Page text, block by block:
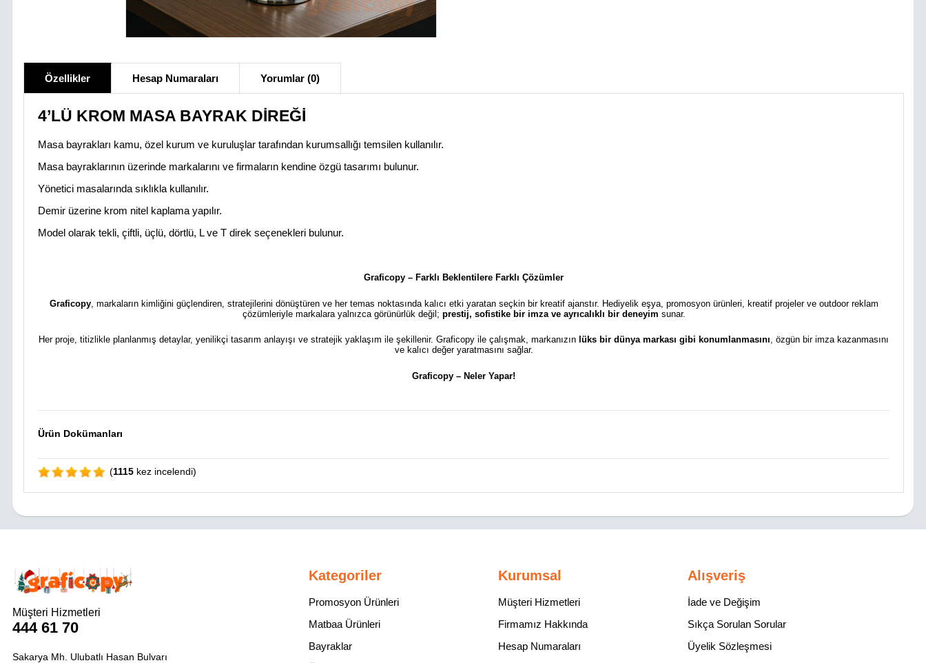
Özellikler Hesap Numaraları Yorumlar (0)
4’LÜ KROM MASA BAYRAK DİREĞİ
Masa bayrakları kamu, özel kurum ve kuruluşlar tarafından kurumsallığı temsilen kullanılır.
Masa bayraklarının üzerinde markalarını ve firmaların kendine özgü tasarımı bulunur.
Yönetici masalarında sıklıkla kullanılır.
Demir üzerine krom nitel kaplama yapılır.
Model olarak tekli, çiftli, üçlü, dörtlü, L ve T direk seçenekleri bulunur.
Graficopy – Farklı Beklentilere Farklı Çözümler
Graficopy, markaların kimliğini güçlendiren, stratejilerini dönüştüren ve her temas noktasında kalıcı etki yaratan seçkin bir kreatif ajanstır. Hediyelik eşya, promosyon ürünleri, kreatif projeler ve outdoor reklam
çözümleriyle markalara yalnızca görünürlük değil; prestij, sofistike bir imza ve ayrıcalıklı bir deneyim sunar.
Her proje, titizlikle planlanmış detaylar, yenilikçi tasarım anlayışı ve stratejik yaklaşım ile şekillenir. Graficopy ile çalışmak, markanızın lüks bir dünya markası gibi konumlanmasını, özgün bir imza kazanmasını
ve kalıcı değer yaratmasını sağlar.
Graficopy – Neler Yapar!
Ürün Dokümanları
(1115 kez incelendi)
Müşteri Hizmetleri
444 61 70
Sakarya Mh. Ulubatlı Hasan Bulvarı
Kategoriler Kurumsal Alışveriş
Promosyon Ürünleri
Matbaa Ürünleri
Bayraklar
Müşteri Hizmetleri
Firmamız Hakkında
Hesap Numaraları
İade ve Değişim
Sıkça Sorulan Sorular
Üyelik Sözleşmesi